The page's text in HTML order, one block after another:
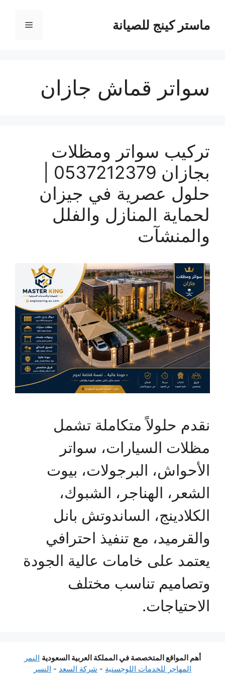
المحتوىماستر كينج للصيانة القائمة
سواتر قماش جازان
تركيب سواتر ومظلات
حلول عصرية في جيزان
لحماية المنازل والفلل
والمنشآت
نقدم حلولاً متكاملة تشمل
مظلات السيارات، سواتر
الأحواش، البرجولات، بيوت
الشعر، الهناجر، الشبوك،
الكلادينج، الساندوتش بانل
والقرميد، مع تنفيذ احترافي
يعتمد على خامات عالية الجودة
وتصاميم تناسب مختلف
الاحتياجات.
أهم المواقع المتخصصة في المملكة العربية السعودية النمر
المهاجر للخدمات اللوجستية - شركة السعد - النسر